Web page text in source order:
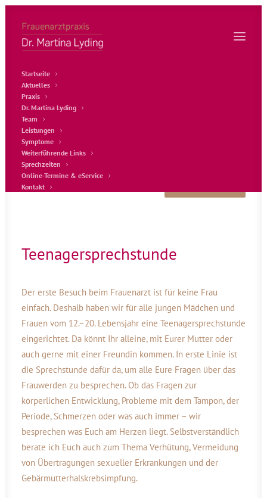
Startseite
Aktuelles
Praxis
Dr. Martina Lyding
Team
Leistungen
Symptome
Weiterführende Links
Sprechzeiten
Online-Termine & eService
Kontakt
Leistungen
Teenagersprechstunde
Der erste Besuch beim Frauenarzt ist für keine Frau
einfach. Deshalb haben wir für alle jungen Mädchen und
Frauen vom 12.–20. Lebensjahr eine Teenagersprechstunde
eingerichtet. Da könnt Ihr alleine, mit Eurer Mutter oder
auch gerne mit einer Freundin kommen. In erste Linie ist
die Sprechstunde dafür da, um alle Eure Fragen über das
Frauwerden zu besprechen. Ob das Fragen zur
körperlichen Entwicklung, Probleme mit dem Tampon, der
Periode, Schmerzen oder was auch immer – wir
besprechen was Euch am Herzen liegt. Selbstverständlich
berate ich Euch auch zum Thema Verhütung, Vermeidung
von Übertragungen sexueller Erkrankungen und der
Gebärmutterhalskrebsimpfung.